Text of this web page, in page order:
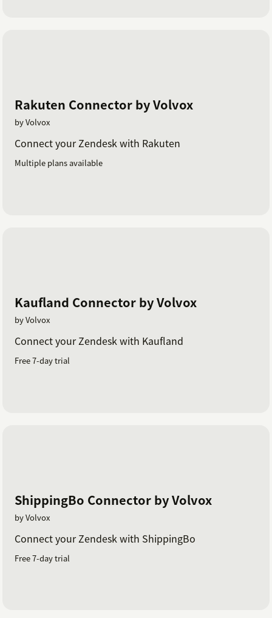
Rakuten Connector by Volvox
by Volvox
Connect your Zendesk with Rakuten
Multiple plans available
Kaufland Connector by Volvox
by Volvox
Connect your Zendesk with Kaufland
Free 7-day trial
ShippingBo Connector by Volvox
by Volvox
Connect your Zendesk with ShippingBo
Free 7-day trial